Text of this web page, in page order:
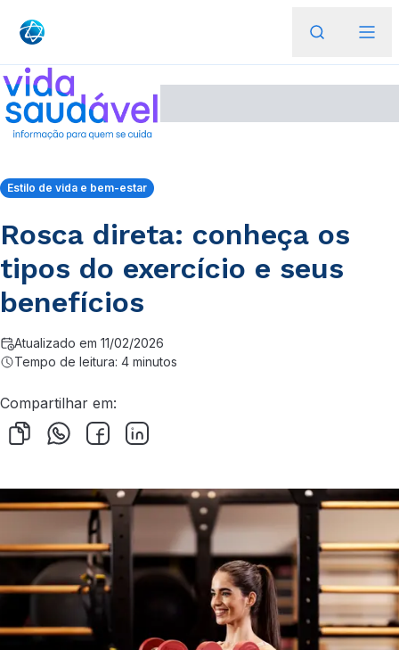
Estilo de vida e bem-estar
Rosca direta: conheça os
tipos do exercício e seus
benefícios
Atualizado em 11/02/2026
Tempo de leitura: 4 minutos
Compartilhar em: